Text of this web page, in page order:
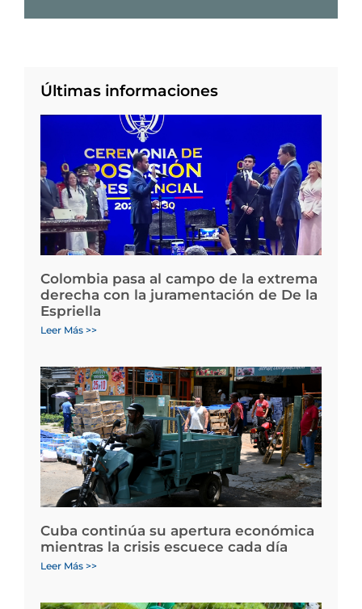
Últimas informaciones
Colombia pasa al campo de la extrema
derecha con la juramentación de De la
Espriella
Leer Más >>
Cuba continúa su apertura económica
mientras la crisis escuece cada día
Leer Más >>